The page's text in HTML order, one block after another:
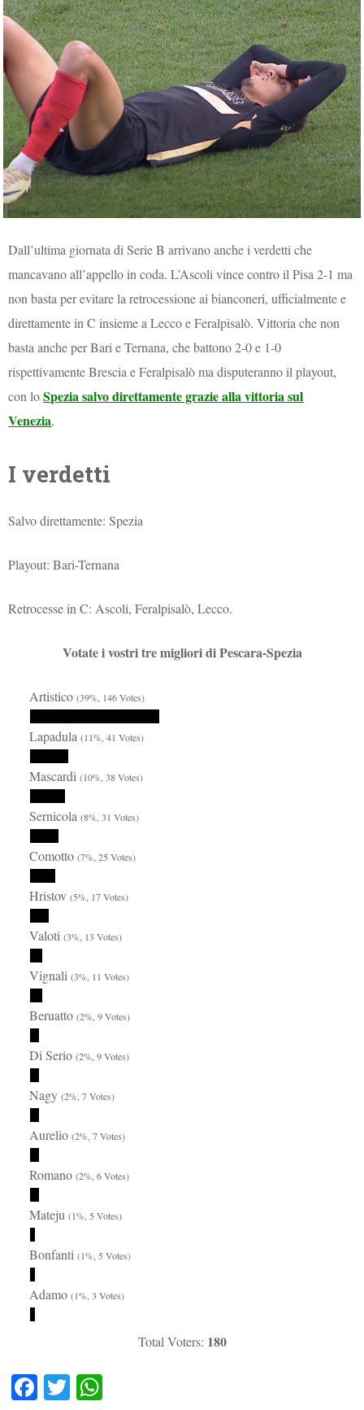
Dall’ultima giornata di Serie B arrivano anche i verdetti che
mancavano all’appello in coda. L’Ascoli vince contro il Pisa 2-1 ma
non basta per evitare la retrocessione ai bianconeri, ufficialmente e
direttamente in C insieme a Lecco e Feralpisalò.Vittoria che non
basta anche per Bari e Ternana, che battono 2-0 e 1-0
rispettivamente Brescia e Feralpisalò ma disputeranno il playout,
con loSpezia salvo direttamente grazie alla vittoria sul
Venezia.
I verdetti
Salvo direttamente: Spezia
Playout: Bari-Ternana
Retrocesse in C: Ascoli, Feralpisalò, Lecco.
Votate i vostri tre migliori di Pescara-Spezia
Artistico(39%, 146 Votes)
Lapadula(11%, 41 Votes)
Mascardi(10%, 38 Votes)
Sernicola(8%, 31 Votes)
Comotto(7%, 25 Votes)
Hristov(5%, 17 Votes)
Valoti(3%, 13 Votes)
Vignali(3%, 11 Votes)
Beruatto(2%, 9 Votes)
Di Serio(2%, 9 Votes)
Nagy(2%, 7 Votes)
Aurelio(2%, 7 Votes)
Romano(2%, 6 Votes)
Mateju(1%, 5 Votes)
Bonfanti(1%, 5 Votes)
Adamo(1%, 3 Votes)
Total Voters: 180
Fa T